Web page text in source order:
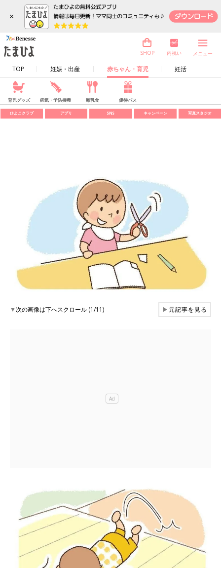
×
TOP 妊娠・出産 赤ちゃん・育児 妊活
SHOP 内祝い メニュー
育児グッズ 病気・予防接種 離乳食 優待パス
ひよこクラブ アプリ SNS キャンペーン 写真スタジオ
▼次の画像は下へスクロール (1/11) ▶元記事を見る